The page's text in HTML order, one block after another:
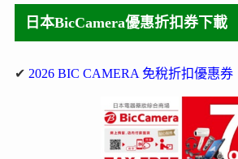
日本BicCamera優惠折扣券下載
✔ 2026 BIC CAMERA 免稅折扣優惠券